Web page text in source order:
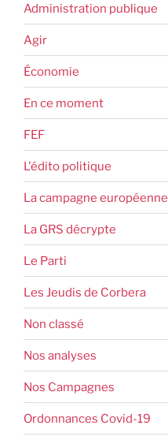
Administration publique
Agir
Économie
En ce moment
FEF
L'édito politique
La campagne européenne
La GRS décrypte
Le Parti
Les Jeudis de Corbera
Non classé
Nos analyses
Nos Campagnes
Ordonnances Covid-19